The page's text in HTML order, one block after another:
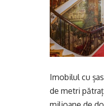
Imobilul cu
de metri